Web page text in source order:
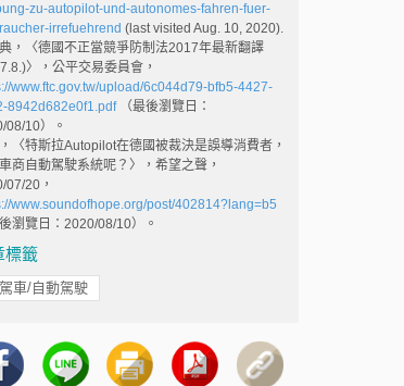
zu-autopilot-und-autonomes-fahren-fuer-
irrefuehrend (last visited Aug. 10, 2020).
，〈德國不正當競爭防制法2017年最新翻譯
〉，公平交易委員會，
www.ftc.gov.tw/upload/6c044d79-bfb5-4427-
8942d682e0f1.pdf（最後瀏覽日：
08/10）。
〈特斯拉Autopilot在德國被裁決是誤導消費者，
商自動駕駛系統呢？〉，希望之聲，
07/20，
www.soundofhope.org/post/402814?lang=b5
後瀏覽日：2020/08/10）。
標籤
車/自動駕駛